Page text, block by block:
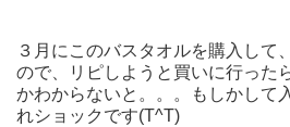
３月にこのバスタオルを購入して
ので、リピしようと買いに行った
かわからないと。。。もしかして
れショックです(T^T)